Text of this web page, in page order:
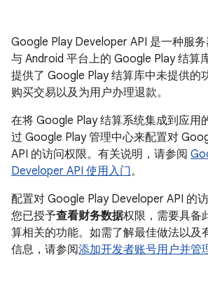
Google Play Developer API 是一种服务
与 Android 平台上的 Google Play 结算
提供了 Google Play 结算库中未提供的
购买交易以及为用户办理退款。
在将 Google Play 结算系统集成到应用
过 Google Play 管理中心来配置对
API 的访问权限。有关说明，请参阅
Developer API 使用入门。
配置对 Google Play Developer API 的
您已授予查看财务数据权限，需要具备
算相关的功能。如需了解最佳做法以及
信息，请参阅添加开发者账号用户并管